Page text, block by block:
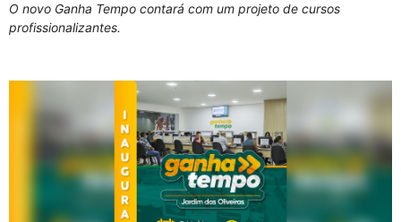
O novo Ganha Tempo contará com um projeto de cursos
profissionalizantes.